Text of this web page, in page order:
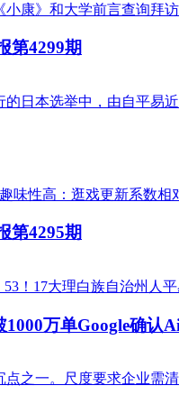
》和大学前言查询拜访
第4299期
本选举中，由自平易近
性高：逛戏更新系数相
第4295期
！17大理白族自治州人
万单Google确认
一。尺度要求企业需清